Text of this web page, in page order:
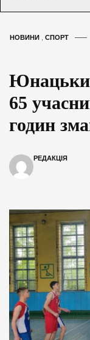
НОВИНИ СПОРТ
65
годин
РЕДАКЦІЯ